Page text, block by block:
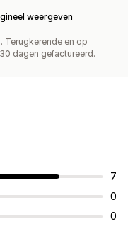
weergeven
Terugkerende en op
dagen gefactureerd.
7
0
0